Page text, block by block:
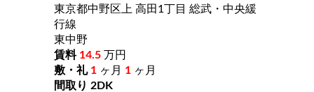
東京都中野区上 高田1丁目 総武・中央緩
行線
東中野
14.5 万円
1 ヶ月 1 ヶ月
2DK